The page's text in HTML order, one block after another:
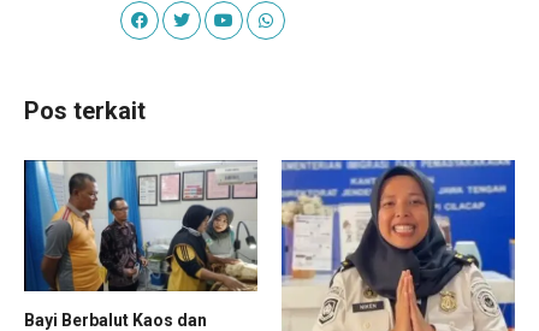
Pos terkait
Bayi Berbalut Kaos dan